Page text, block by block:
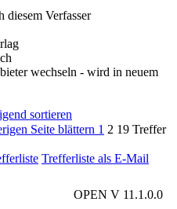
diesem Verfasser
wechseln - wird in neuem
sortieren
Seite blättern 1 2 19 Treffer
Trefferliste als E-Mail
OPEN V 11.1.0.0